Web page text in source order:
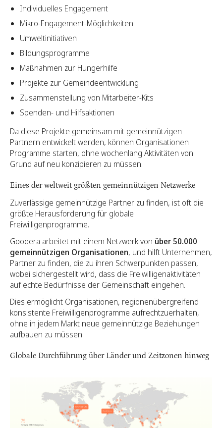
Individuelles Engagement
Mikro-Engagement-Möglichkeiten
Umweltinitiativen
Bildungsprogramme
Maßnahmen zur Hungerhilfe
Projekte zur Gemeindeentwicklung
Zusammenstellung von Mitarbeiter-Kits
Spenden- und Hilfsaktionen
Da diese Projekte gemeinsam mit gemeinnützigen
Partnern entwickelt werden, können Organisationen
Programme starten, ohne wochenlang Aktivitäten von
Grund auf neu konzipieren zu müssen.
Eines der weltweit größten gemeinnützigen Netzwerke
Zuverlässige gemeinnützige Partner zu finden, ist oft die
größte Herausforderung für globale
Freiwilligenprogramme.
Goodera arbeitet mit einem Netzwerk von über 50.000
gemeinnützigen Organisationen, und hilft Unternehmen,
Partner zu finden, die zu ihren Schwerpunkten passen,
wobei sichergestellt wird, dass die Freiwilligenaktivitäten
auf echte Bedürfnisse der Gemeinschaft eingehen.
Dies ermöglicht Organisationen, regionenübergreifend
konsistente Freiwilligenprogramme aufrechtzuerhalten,
ohne in jedem Markt neue gemeinnützige Beziehungen
aufbauen zu müssen.
Globale Durchführung über Länder und Zeitzonen hinweg